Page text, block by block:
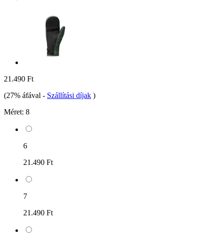
21.490 Ft
(27% áfával - Szállítási díjak )
Méret: 8
6
21.490 Ft
7
21.490 Ft